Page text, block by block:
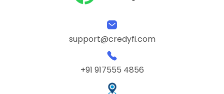
support@credyfi.com
+91 917555 4856